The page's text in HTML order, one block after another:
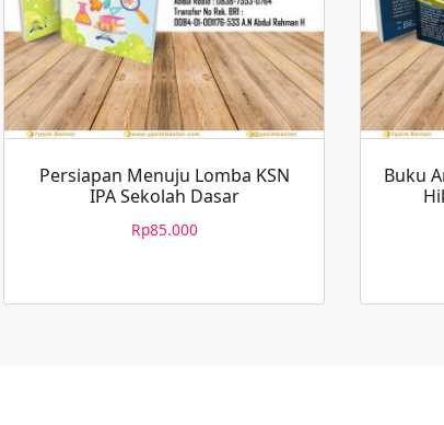
Persiapan Menuju Lomba KSN
IPA Sekolah Dasar
Rp85.000
Buku